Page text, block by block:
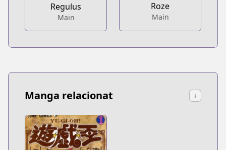
Regulus
Main
Roze
Main
Manga relacionat ↓